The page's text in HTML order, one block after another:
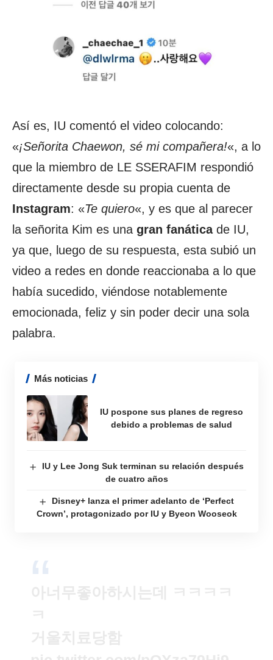
Así es, IU comentó el video colocando:
«¡Señorita Chaewon, sé mi compañera!«, a lo
que la miembro de LE SSERAFIM respondió
directamente desde su propia cuenta de
Instagram: «Te quiero«, y es que al parecer
la señorita Kim es una gran fanáticade IU,
ya que, luego de su respuesta, esta subió un
video a redes en donde reaccionaba a lo que
había sucedido, viéndose notablemente
emocionada, feliz y sin poder decir una sola
palabra.
Más noticias
IU pospone sus planes de regreso
debido a problemas de salud
IU y Lee Jong Suk terminan su relación después
de cuatro años
Disney+ lanza el primer adelanto de ‘Perfect
Crown’, protagonizado por IU y Byeon Wooseok